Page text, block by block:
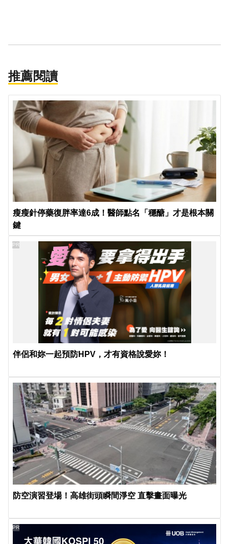
推薦閱讀
瘦瘦針停藥復胖率達6成！醫師點名「穩醣」才是根本關
鍵
伴侶和妳一起預防HPV，才有資格說愛妳！
PR
防空演習登場！高雄街頭瞬間淨空 直擊畫面曝光
PR